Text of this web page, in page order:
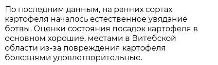
По последним данным, на ранних сортах
картофеля началось естественное увядание
ботвы. Оценки состояния посадок картофеля в
основном хорошие, местами в Витебской
области из-за повреждения картофеля
болезнями удовлетворительные.